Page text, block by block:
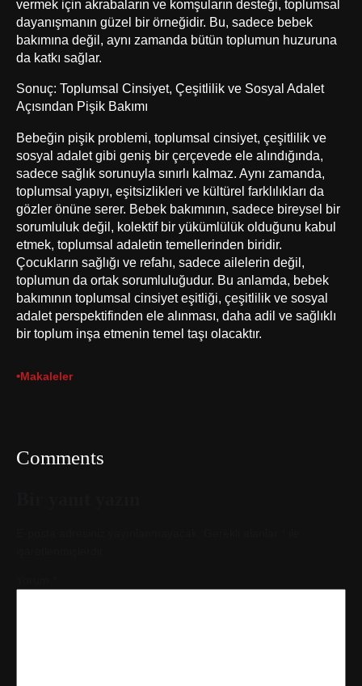
vermek için akrabaların ve komşuların desteği, toplumsal
dayanışmanın güzel bir örneğidir. Bu, sadece bebek
bakımına değil, aynı zamanda bütün toplumun huzuruna
da katkı sağlar.
Sonuç: Toplumsal Cinsiyet, Çeşitlilik ve Sosyal Adalet
Açısından Pişik Bakımı
Bebeğin pişik problemi, toplumsal cinsiyet, çeşitlilik ve
sosyal adalet gibi geniş bir çerçevede ele alındığında,
sadece sağlık sorunuyla sınırlı kalmaz. Aynı zamanda,
toplumsal yapıyı, eşitsizlikleri ve kültürel farklılıkları da
gözler önüne serer. Bebek bakımının, sadece bireysel bir
sorumluluk değil, kolektif bir yükümlülük olduğunu kabul
etmek, toplumsal adaletin temellerinden biridir.
Çocukların sağlığı ve refahı, sadece ailelerin değil,
toplumun da ortak sorumluluğudur. Bu anlamda, bebek
bakımının toplumsal cinsiyet eşitliği, çeşitlilik ve sosyal
adalet perspektifinden ele alınması, daha adil ve sağlıklı
bir toplum inşa etmenin temel taşı olacaktır.
•Makaleler
Comments